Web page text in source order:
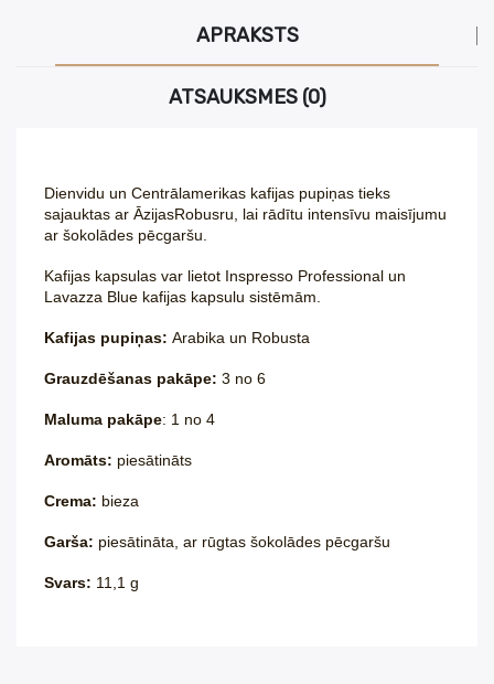
APRAKSTS
ATSAUKSMES (0)
Dienvidu un Centrālamerikas kafijas pupiņas tieks
sajauktas ar ĀzijasRobusru, lai rādītu intensīvu maisījumu
ar šokolādes pēcgaršu.
Kafijas kapsulas var lietot Inspresso Professional un
Lavazza Blue kafijas kapsulu sistēmām.
Kafijas pupiņas: Arabika un Robusta
Grauzdēšanas pakāpe: 3 no 6
Maluma pakāpe: 1 no 4
Aromāts: piesātināts
Crema: bieza
Garša: piesātināta, ar rūgtas šokolādes pēcgaršu
Svars: 11,1 g